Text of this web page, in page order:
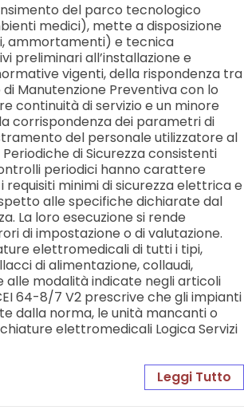
del parco tecnologico
medici), mette a disposizione
ammortamenti) e tecnica
preliminari all’installazione e
vigenti, della rispondenza tra
Manutenzione Preventiva con lo
continuità di servizio e un minore
corrispondenza dei parametri di
del personale utilizzatore al
di Sicurezza consistenti
periodici hanno carattere
minimi di sicurezza elettrica e
alle specifiche dichiarate dal
La loro esecuzione si rende
di impostazione o di valutazione.
elettromedicali di tutti i tipi,
di alimentazione, collaudi,
alle modalità indicate negli articoli
64-8/7 V2 prescrive che gli impianti
dalla norma, le unità mancanti o
elettromedicali Logica Servizi
Leggi Tutto